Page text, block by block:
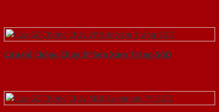
Cửa Gỗ Chống Cháy 2P Sơn Xám Trắng-SGD